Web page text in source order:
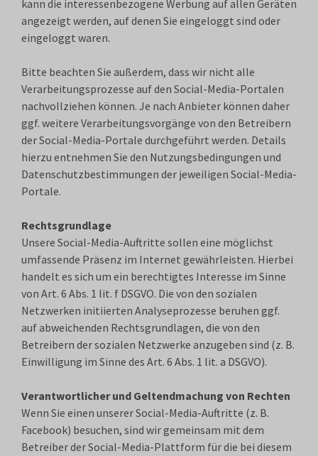
kann die interessenbezogene Werbung auf allen Geräten
angezeigt werden, auf denen Sie eingeloggt sind oder
eingeloggt waren.
Bitte beachten Sie außerdem, dass wir nicht alle
Verarbeitungsprozesse auf den Social-Media-Portalen
nachvollziehen können. Je nach Anbieter können daher
ggf. weitere Verarbeitungsvorgänge von den Betreibern
der Social-Media-Portale durchgeführt werden. Details
hierzu entnehmen Sie den Nutzungsbedingungen und
Datenschutzbestimmungen der jeweiligen Social-Media-
Portale.
Rechtsgrundlage
Unsere Social-Media-Auftritte sollen eine möglichst
umfassende Präsenz im Internet gewährleisten. Hierbei
handelt es sich um ein berechtigtes Interesse im Sinne
von Art. 6 Abs. 1 lit. f DSGVO. Die von den sozialen
Netzwerken initiierten Analyseprozesse beruhen ggf.
auf abweichenden Rechtsgrundlagen, die von den
Betreibern der sozialen Netzwerke anzugeben sind (z. B.
Einwilligung im Sinne des Art. 6 Abs. 1 lit. a DSGVO).
Verantwortlicher und Geltendmachung von Rechten
Wenn Sie einen unserer Social-Media-Auftritte (z. B.
Facebook) besuchen, sind wir gemeinsam mit dem
Betreiber der Social-Media-Plattform für die bei diesem